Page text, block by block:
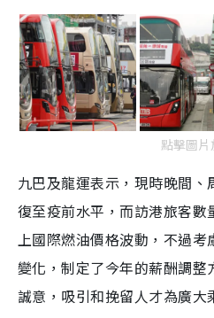
點擊圖片
九巴及龍運表示，現時晚間
復至疫前水平，而訪港旅客數
上國際燃油價格波動，不過考
變化，制定了今年的薪酬調整
誠意，吸引和挽留人才為廣大